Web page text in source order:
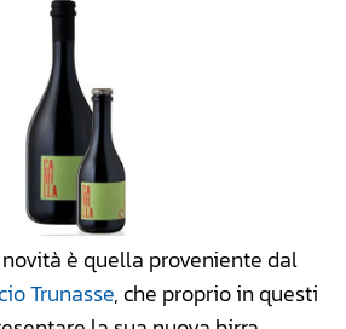
è quella proveniente dal
Trunasse, che proprio in questi